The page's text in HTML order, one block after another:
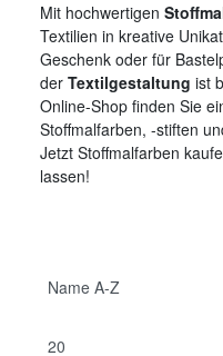
Mit hochwertigen
Textilien in kreative
Geschenk oder für
der Textilgestaltung ist
Online-Shop finden Sie
Stoffmalfarben, -stiften
Jetzt Stoffmalfarben
lassen!